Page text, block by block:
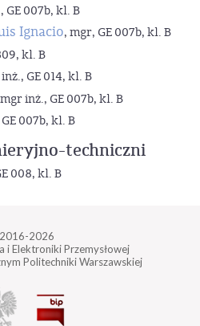
GE 007b, kl. B
Ignacio, mgr, GE 007b, kl. B
kl. B
GE 014, kl. B
inż., GE 007b, kl. B
007b, kl. B
techniczni
008, kl. B
2026
i Elektroniki Przemysłowej
Politechniki Warszawskiej